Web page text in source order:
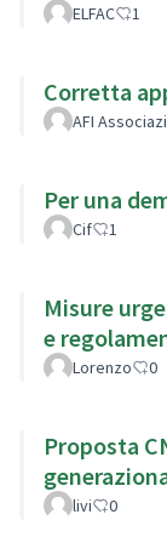
ELFAC 1
Corretta
AFI
Per una
Cif 1
Misure
e
Lorenzo 0
Proposta
livi 0